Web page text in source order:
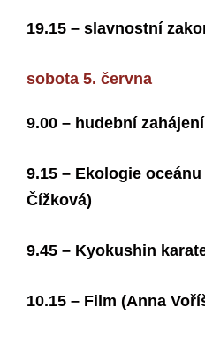
19.15 – slavnostní
sobota 5. června
9.00 – hudební zahájení
9.15 – Ekologie
Čížková)
9.45 – Kyokushin
10.15 – Film (Anna